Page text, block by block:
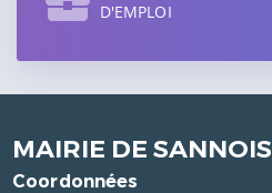
D'EMPLOI
MAIRIE DE SANNOIS
Coordonnées